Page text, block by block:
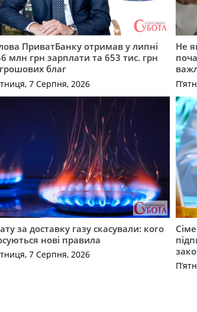
ПриватБанку отримав у липні
млн грн зарплати та 653 тис. грн
благ
7 Серпня, 2026
Не
за доставку газу скасували: кого
нові правила
7 Серпня, 2026